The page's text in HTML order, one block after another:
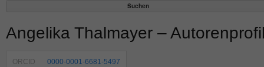
Angelika Thalmayer –
ORCID 0000-0001-6681-5497